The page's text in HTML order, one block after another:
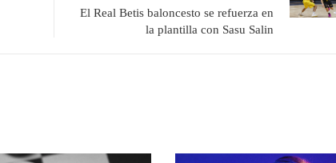
El Real Betis baloncesto se refuerza en
la plantilla con Sasu Salin